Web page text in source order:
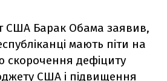
США Барак Обама заявив,
мають піти на
скорочення дефіциту
США і підвищення